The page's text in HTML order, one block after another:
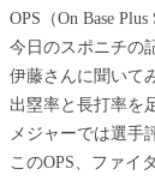
OPS（On Base Plus
今日のスポニチの
伊藤さんに聞いて
出塁率と長打率を
メジャーでは選手
このOPS、ファイ